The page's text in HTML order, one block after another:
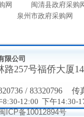
网
闽清县政府采购
泉州市政府采购网
限公司
路257号福侨大厦
/ 83320796 传
12:00 下午14:30-
ICP备10012894号